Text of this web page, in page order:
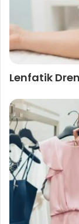
Lenfatik